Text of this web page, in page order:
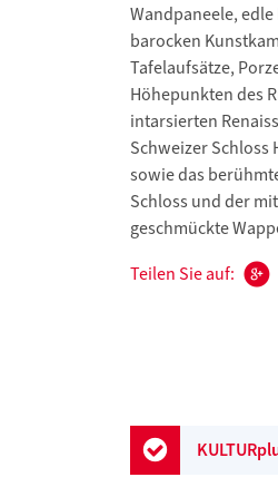
Wandpaneele,
barocken
Tafelaufsätze,
Höhepunkten des
intarsierten
Schweizer Schloss
sowie das
Schloss und der
geschmückte
Teilen Sie auf: